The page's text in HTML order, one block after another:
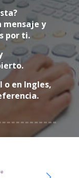
mensaje y
por ti.
o en Ingles,